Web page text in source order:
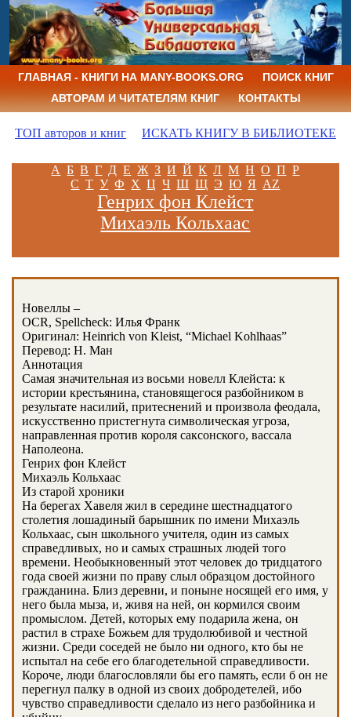
ГЛАВНАЯ - КНИГИ НА MANY-BOOKS.ORG
ПОИСК КНИГ
АВТОРАМ И ЧИТАТЕЛЯМ КНИГ
КОНТАКТЫ
ТОП авторов и книг ИСКАТЬ КНИГУ В БИБЛИОТЕКЕ
А Б В Г Д Е Ж З И Й К Л М Н О П Р
С Т У Ф Х Ц Ч Ш Щ Э Ю Я AZ
Генрих фон Клейст
Михаэль Кольхаас
Новеллы –
OCR, Spellcheck: Илья Франк
Оригинал: Heinrich von Kleist, “Michael Kohlhaas”
Перевод: Н. Ман
Аннотация
Самая значительная из восьми новелл Клейста: к
истории крестьянина, становящегося разбойником в
результате насилий, притеснений и произвола феодала,
искусственно пристегнута символическая угроза,
направленная против короля саксонского, вассала
Наполеона.
Генрих фон Клейст
Михаэль Кольхаас
Из старой хроники
На берегах Хавеля жил в середине шестнадцатого
столетия лошадиный барышник по имени Михаэль
Кольхаас, сын школьного учителя, один из самых
справедливых, но и самых страшных людей того
времени. Необыкновенный этот человек до тридцатого
года своей жизни по праву слыл образцом достойного
гражданина. Близ деревни, и поныне носящей его имя, у
него была мыза, и, живя на ней, он кормился своим
промыслом. Детей, которых ему подарила жена, он
растил в страхе Божьем для трудолюбивой и честной
жизни. Среди соседей не было ни одного, кто бы не
испытал на себе его благодетельной справедливости.
Короче, люди благословляли бы его память, если б он не
перегнул палку в одной из своих добродетелей, ибо
чувство справедливости сделало из него разбойника и